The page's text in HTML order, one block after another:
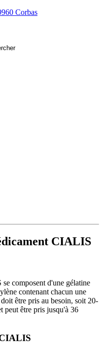
Corbas
CIALIS
composent d'une gélatine
contenant chacun une
être pris au besoin, soit 20-
peut être pris jusqu'à 36